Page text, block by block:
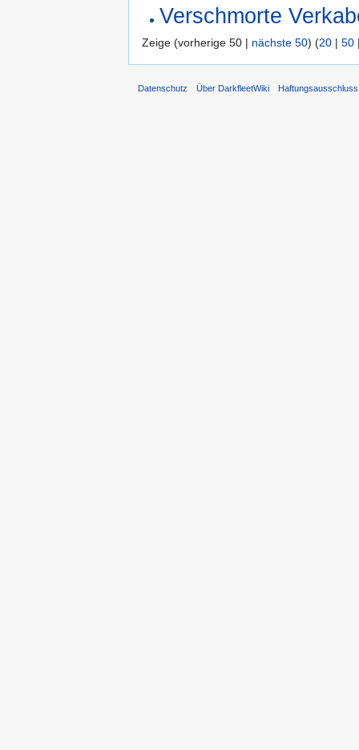
Verschmorte
Zeige (vorherige 50 | nächste 50) (20 | 50
Datenschutz Über DarkfleetWiki Haftungsausschluss